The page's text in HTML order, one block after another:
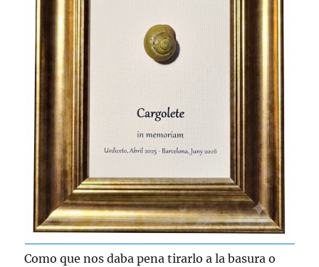
Como que nos daba pena tirarlo a la basura o